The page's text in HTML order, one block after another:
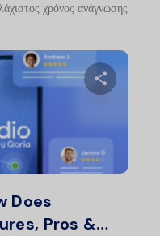
χρόνος ανάγνωσης
Does
Pros &…